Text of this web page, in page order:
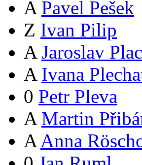
A Pavel Pešek
Z Ivan Pilip
A Jaroslav
A Ivana
0 Petr Pleva
A Martin
A Anna